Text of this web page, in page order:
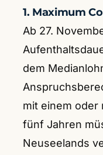
1. Maximum
Ab 27.
dem
mit einem oder
fünf Jahren
Neuseelands